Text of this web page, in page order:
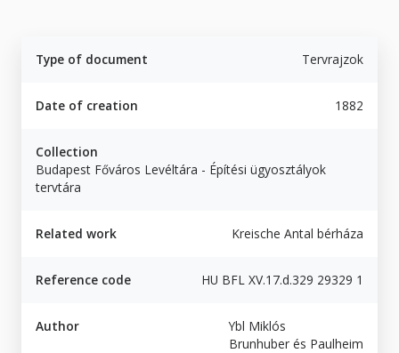
Type of document Tervrajzok
Date of creation 1882
Collection
Budapest Főváros Levéltára - Építési ügyosztályok
tervtára
Related work Kreische Antal bérháza
Reference code HU BFL XV.17.d.329 29329 1
Author
Ybl Miklós
Brunhuber és Paulheim